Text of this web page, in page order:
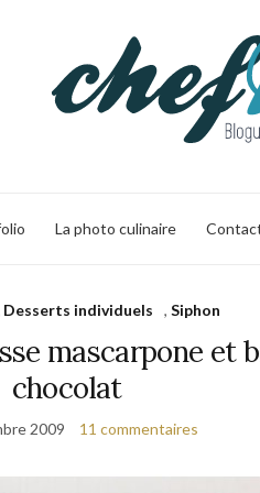
La photo culinaire
Desserts individuels , Siphon
mascarpone et
chocolat
2009 11 commentaires